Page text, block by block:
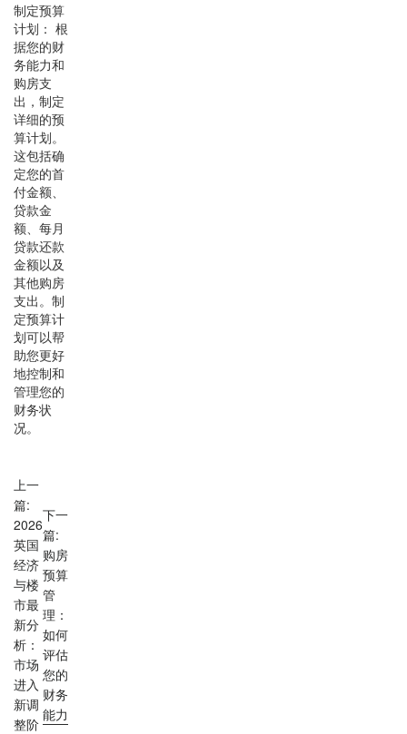
制定预算
计划： 根
据您的财
务能力和
购房支
出，制定
详细的预
算计划。
这包括确
定您的首
付金额、
贷款金
额、每月
贷款还款
金额以及
其他购房
支出。制
定预算计
划可以帮
助您更好
地控制和
管理您的
财务状
况。
上一
篇:
2026
英国
经济
与楼
市最
新分
析：
市场
进入
新调
整阶
下一
篇:
购房
预算
管
理：
如何
评估
您的
财务
能力